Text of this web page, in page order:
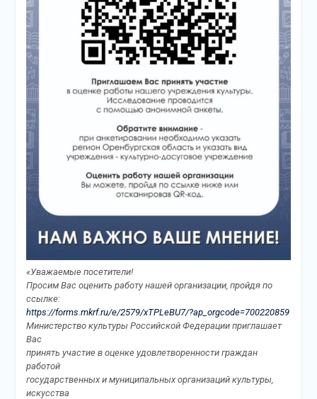
«Уважаемые посетители!
Просим Вас оценить работу нашей организации, пройдя по
ссылке:
https://forms.mkrf.ru/e/2579/xTPLeBU7/?ap_orgcode=700220859
Министерство культуры Российской Федерации приглашает
Вас
принять участие в оценке удовлетворенности граждан
работой
государственных и муниципальных организаций культуры,
искусства